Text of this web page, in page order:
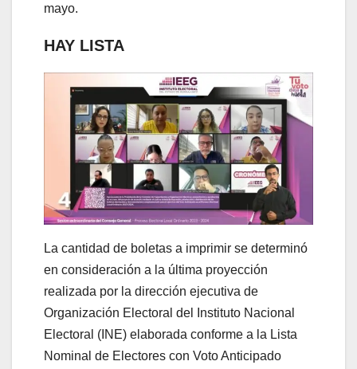
mayo.
HAY LISTA
La cantidad de boletas a imprimir se determinó
en consideración a la última proyección
realizada por la dirección ejecutiva de
Organización Electoral del Instituto Nacional
Electoral (INE) elaborada conforme a la Lista
Nominal de Electores con Voto Anticipado